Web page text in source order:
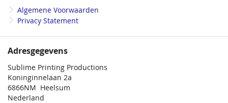
Algemene Voorwaarden
Privacy Statement
Adresgegevens
Sublime Printing Productions
Koninginnelaan 2a
6866NM Heelsum
Nederland